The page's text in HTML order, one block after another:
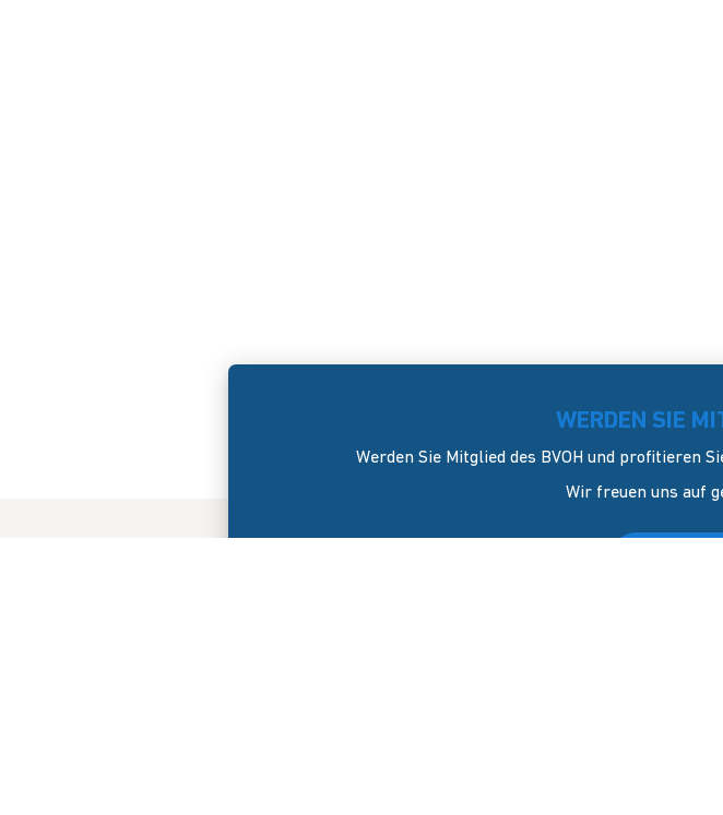
WERDEN SIE
Werden Sie Mitglied des BVOH und profitieren
Wir freuen uns auf